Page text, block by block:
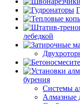
лебедкой
бурения
Системы
Алмазные